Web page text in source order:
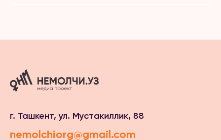
г. Ташкент, ул. Мустакиллик, 88
nemolchiorg@gmail.com